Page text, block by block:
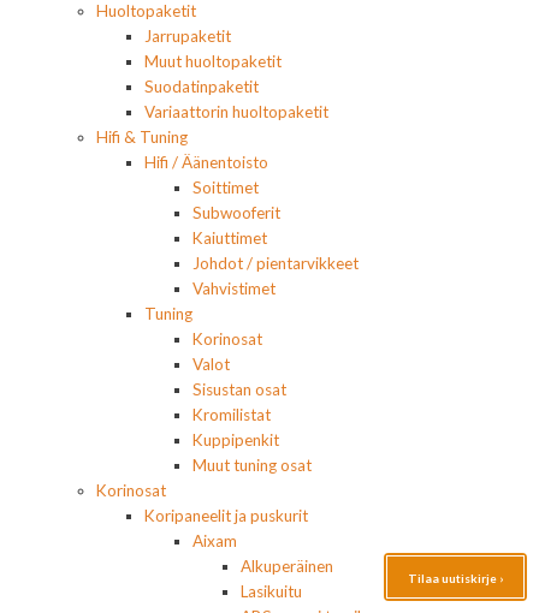
Huoltopaketit
Jarrupaketit
Muut huoltopaketit
Suodatinpaketit
Variaattorin huoltopaketit
Hifi & Tuning
Hifi / Äänentoisto
Soittimet
Subwooferit
Kaiuttimet
Johdot / pientarvikkeet
Vahvistimet
Tuning
Korinosat
Valot
Sisustan osat
Kromilistat
Kuppipenkit
Muut tuning osat
Korinosat
Koripaneelit ja puskurit
Aixam
Alkuperäinen
Lasikuitu
Tilaa uutiskirje ›